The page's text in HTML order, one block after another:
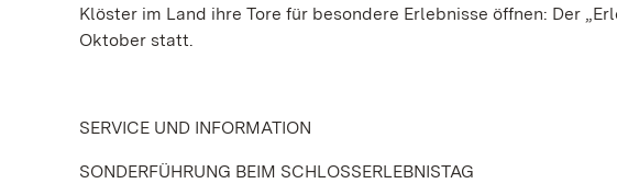
Klöster im Land ihre Tore für besondere Erlebnisse öffnen: Der
Oktober statt.
SERVICE UND INFORMATION
SONDERFÜHRUNG BEIM SCHLOSSERLEBNISTAG